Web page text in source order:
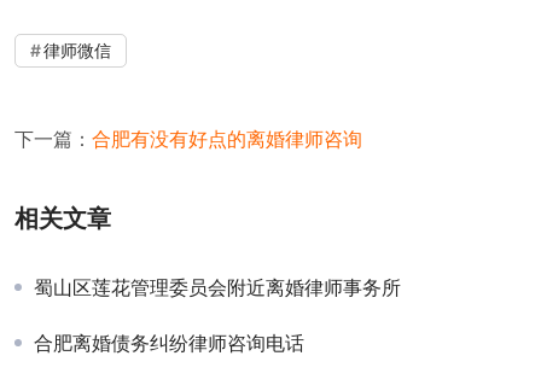
律师微信
下一篇： 合肥有没有好点的离婚律师咨询
相关文章
蜀山区莲花管理委员会附近离婚律师事务所
合肥离婚债务纠纷律师咨询电话